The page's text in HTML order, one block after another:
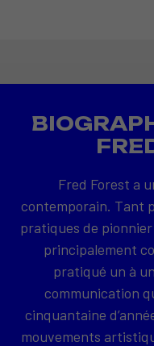
Fred Forest a
contemporain. Tant
pratiques de
principalement
pratiqué un à
communication
cinquantaine
mouvements